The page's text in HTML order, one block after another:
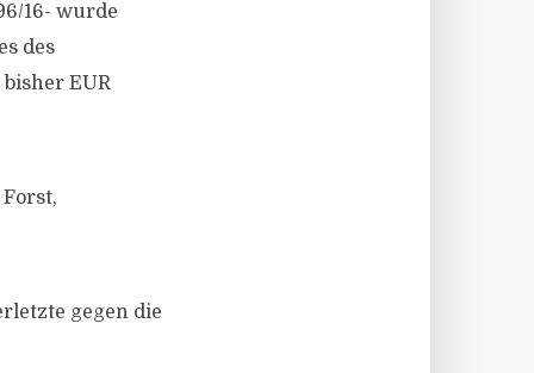
16- wurde
des
EUR
gegen die